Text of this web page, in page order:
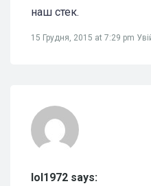
наш стек.
15 Грудня, 2015 at 7:29 pm
lol1972 says: